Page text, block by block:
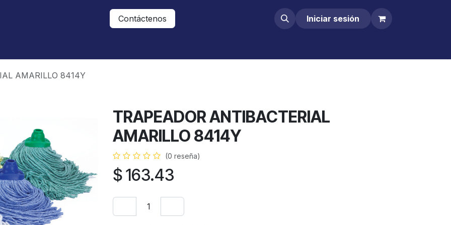
Contáctenos Iniciar sesión
AMARILLO 8414Y
TRAPEADOR ANTIBACTERIAL
AMARILLO 8414Y
(0 reseña)
$163.43